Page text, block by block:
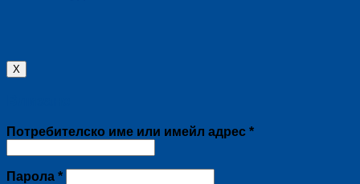
X
Потребителско име или имейл адрес *Задължително
Парола *Задължително